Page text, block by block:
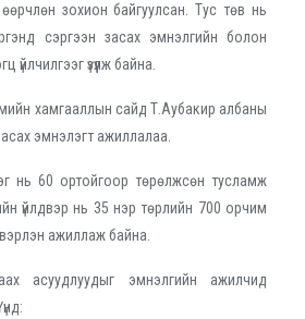
зохион байгуулсан. Тус төв нь
сэргээн засах эмнэлгийн болон
үзүүлж байна.
хамгааллын сайд Т.Аубакир албаны
эмнэлэгт ажиллалаа.
нь 60 ортойгоор төрөлжсөн тусламж
үйлдвэр нь 35 нэр төрлийн 700 орчим
ажиллаж байна.
асуудлуудыг эмнэлгийн ажилчид